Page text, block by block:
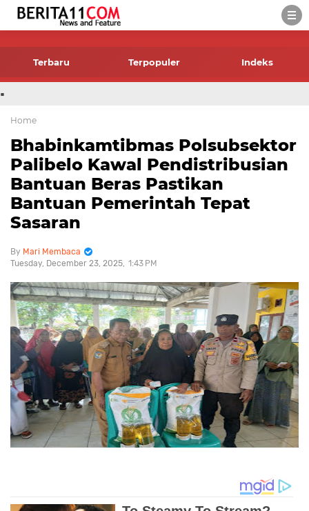
Terbaru Terpopuler Indeks
.
Home
Bhabinkamtibmas Polsubsektor
Palibelo Kawal Pendistribusian
Bantuan Beras Pastikan
Bantuan Pemerintah Tepat
Sasaran
Mari Membaca
Tuesday, December 23, 2025 1:43 PM